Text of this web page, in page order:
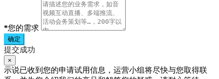
*您的需求
确定
提交成功
×
示说已收到您的申请试用信息，运营小组将尽快与您取得联